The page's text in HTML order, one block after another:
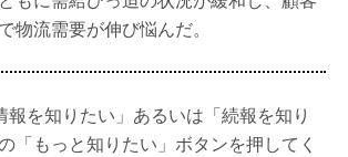
物流需要が伸び悩んだ。
報を知りたい」あるいは「続報を知り
「もっと知りたい」ボタンを押してく